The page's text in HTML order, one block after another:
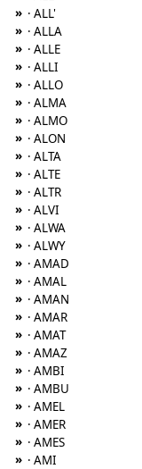
» · ALL'
» · ALLA
» · ALLE
» · ALLI
» · ALLO
» · ALMA
» · ALMO
» · ALON
» · ALTA
» · ALTE
» · ALTR
» · ALVI
» · ALWA
» · ALWY
» · AMAD
» · AMAL
» · AMAN
» · AMAR
» · AMAT
» · AMAZ
» · AMBI
» · AMBU
» · AMEL
» · AMER
» · AMES
» · AMI